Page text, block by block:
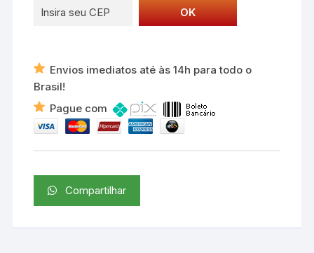
Envios imediatos até às 14h para todo o
Brasil!
Pague com
Compartilhar